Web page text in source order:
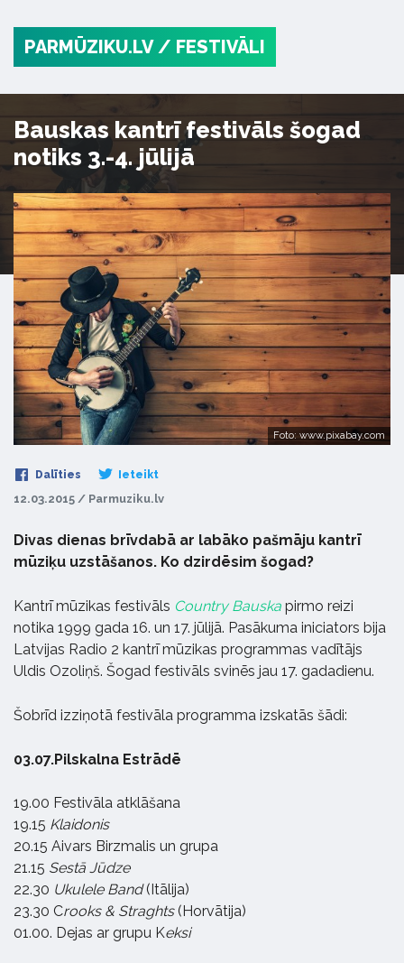
PARMŪZIKU.LV / FESTIVĀLI
Bauskas kantrī festivāls šogad
notiks 3.-4. jūlijā
Foto: www.pixabay.com
Dalīties Ieteikt
12.03.2015 / Parmuziku.lv
Divas dienas brīvdabā ar labāko pašmāju kantrī
mūziķu uzstāšanos. Ko dzirdēsim šogad?
Kantrī mūzikas fes­tivāls Country Bauska pirmo reizi
notika 1999 gada 16. un 17. jūlijā. Pasākuma inici­a­tors bija
Latvi­jas Radio 2 kantrī mūzikas pro­gram­mas vadītājs
Uldis Ozoliņš. Šogad festivāls svinēs jau 17. gadadienu.
Šobrīd izziņotā festivāla programma izskatās šādi:
03.07.Pilskalna Estrādē
19.00 Festivāla atklāšana
19.15 Klaidonis
20.15 Aivars Birzmalis un grupa
21.15 Sestā Jūdze
22.30 Ukulele Band(Itālija)
23.30 Crooks & Straghts(Horvātija)
01.00. Dejas ar grupu Keksi